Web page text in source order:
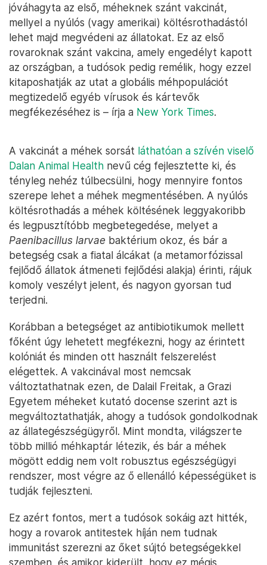
jóváhagyta az első, méheknek szánt vakcinát,
mellyel a nyúlós (vagy amerikai) költésrothadástól
lehet majd megvédeni az állatokat. Ez az első
rovaroknak szánt vakcina, amely engedélyt kapott
az országban, a tudósok pedig remélik, hogy ezzel
kitaposhatják az utat a globális méhpopulációt
megtizedelő egyéb vírusok és kártevők
megfékezéséhez is – írja a New York Times.
A vakcinát a méhek sorsát láthatóan a szívén viselő
Dalan Animal Health nevű cég fejlesztette ki, és
tényleg nehéz túlbecsülni, hogy mennyire fontos
szerepe lehet a méhek megmentésében. A nyúlós
költésrothadás a méhek költésének leggyakoribb
és legpusztítóbb megbetegedése, melyet a
Paenibacillus larvae baktérium okoz, és bár a
betegség csak a fiatal álcákat (a metamorfózissal
fejlődő állatok átmeneti fejlődési alakja) érinti, rájuk
komoly veszélyt jelent, és nagyon gyorsan tud
terjedni.
Korábban a betegséget az antibiotikumok mellett
főként úgy lehetett megfékezni, hogy az érintett
kolóniát és minden ott használt felszerelést
elégettek. A vakcinával most nemcsak
változtathatnak ezen, de Dalail Freitak, a Grazi
Egyetem méheket kutató docense szerint azt is
megváltoztathatják, ahogy a tudósok gondolkodnak
az állategészségügyről. Mint mondta, világszerte
több millió méhkaptár létezik, és bár a méhek
mögött eddig nem volt robusztus egészségügyi
rendszer, most végre az ő ellenálló képességüket is
tudják fejleszteni.
Ez azért fontos, mert a tudósok sokáig azt hitték,
hogy a rovarok antitestek híján nem tudnak
immunitást szerezni az őket sújtó betegségekkel
szemben, és amikor kiderült, hogy ez mégis